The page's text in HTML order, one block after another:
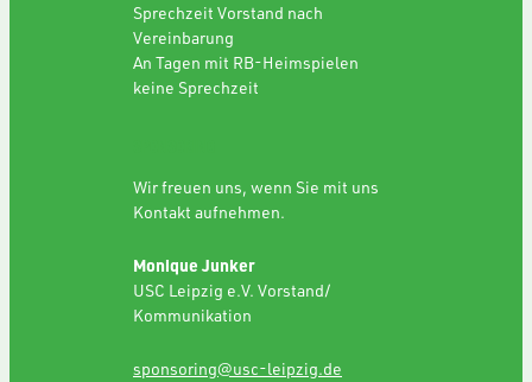
Sprechzeit Vorstand nach
Vereinbarung
An Tagen mit RB-Heimspielen
keine Sprechzeit
Wir freuen uns, wenn Sie mit uns
Kontakt aufnehmen.
Monique Junker
USC Leipzig e.V. Vorstand/
Kommunikation
sponsoring@usc-leipzig.de